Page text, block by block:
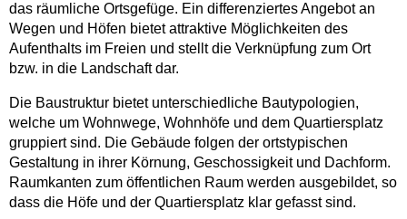
das räumliche Ortsgefüge. Ein differenziertes Angebot an
Wegen und Höfen bietet attraktive Möglichkeiten des
Aufenthalts im Freien und stellt die Verknüpfung zum Ort
bzw. in die Landschaft dar.
Die Baustruktur bietet unterschiedliche Bautypologien,
welche um Wohnwege, Wohnhöfe und dem Quartiersplatz
gruppiert sind. Die Gebäude folgen der ortstypischen
Gestaltung in ihrer Körnung, Geschossigkeit und Dachform.
Raumkanten zum öffentlichen Raum werden ausgebildet, so
dass die Höfe und der Quartiersplatz klar gefasst sind.